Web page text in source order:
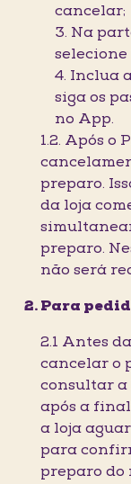
cancelar;
3. Na
selecione
4. Inclua
siga os
no App.
1.2. Após o
preparo.
da loja
preparo.
não será
Para
2.1 Antes
cancelar o
consultar a
após a
a loja
para
preparo do